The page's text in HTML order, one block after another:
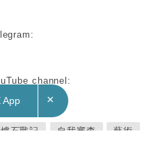
channel:
爐石戰記 自我審查 藝術
App ×